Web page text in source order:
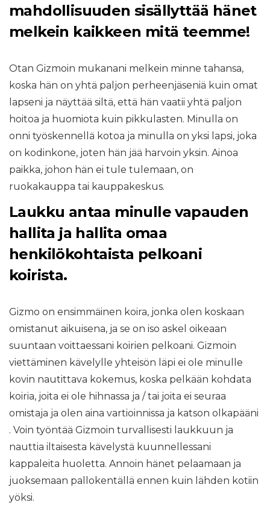
mahdollisuuden sisällyttää hänet
melkein kaikkeen mitä teemme!
Otan Gizmoin mukanani melkein minne tahansa,
koska hän on yhtä paljon perheenjäseniä kuin omat
lapseni ja näyttää siltä, ​​että hän vaatii yhtä paljon
hoitoa ja huomiota kuin pikkulasten. Minulla on
onni työskennellä kotoa ja minulla on yksi lapsi, joka
on kodinkone, joten hän jää harvoin yksin. Ainoa
paikka, johon hän ei tule tulemaan, on
ruokakauppa tai kauppakeskus.
Laukku antaa minulle vapauden
hallita ja hallita omaa
henkilökohtaista pelkoani
koirista.
Gizmo on ensimmäinen koira, jonka olen koskaan
omistanut aikuisena, ja se on iso askel oikeaan
suuntaan voittaessani koirien pelkoani. Gizmoin
viettäminen kävelylle yhteisön läpi ei ole minulle
kovin nautittava kokemus, koska pelkään kohdata
koiria, joita ei ole hihnassa ja / tai joita ei seuraa
omistaja ja olen aina vartioinnissa ja katson olkapääni
. Voin työntää Gizmoin turvallisesti laukkuun ja
nauttia iltaisesta kävelystä kuunnellessani
kappaleita huoletta. Annoin hänet pelaamaan ja
juoksemaan pallokentällä ennen kuin lähden kotiin
yöksi.